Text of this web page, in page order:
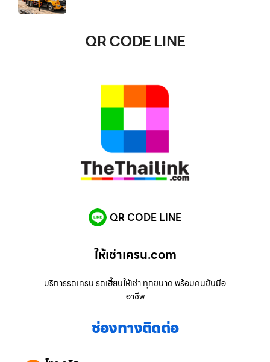
QR CODE LINE
QR CODE LINE
ให้เช่าเครน.com
บริการรถเครน รถเฮี๊ยบให้เช่า ทุกขนาด พร้อมคนขับมือ
อาชีพ
ช่องทางติดต่อ